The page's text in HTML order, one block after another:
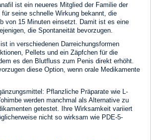
ist ein neueres Mitglied der Familie der
seine schnelle Wirkung bekannt, die
von 15 Minuten einsetzt. Damit ist es eine
die Spontaneität bevorzugen.
in verschiedenen Darreichungsformen
Pellets und ein Zäpfchen für die
es den Blutfluss zum Penis direkt erhöht.
diese Option, wenn orale Medikamente
Pflanzliche Präparate wie L-
werden manchmal als Alternative zu
getestet. Ihre Wirksamkeit variiert
nicht so wirksam wie PDE-5-